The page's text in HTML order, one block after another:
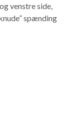
venstre side,
spænding